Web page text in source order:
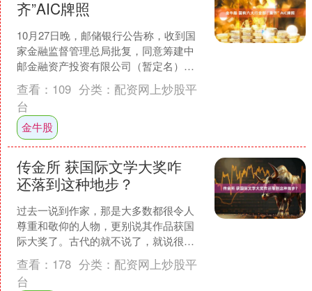
齐”AIC牌照
10月27日晚，邮储银行公告称，收到国
家金融监督管理总局批复，同意筹建中
邮金融资产投资有限公司（暂定名）。
邮储银行在公告中表示，中邮投资注册
资本为100亿元，设....
查看： 109 分类： 配资网上炒股平
台
金牛股
传金所 获国际文学大奖咋
还落到这种地步？
过去一说到作家，那是大多数都很令人
尊重和敬仰的人物，更别说其作品获国
际大奖了。古代的就不说了，就说很近
代的著名作家鲁迅、茅盾、老舍、魏
巍、赵树理、冰心等等，哪一....
查看： 178 分类： 配资网上炒股平
台